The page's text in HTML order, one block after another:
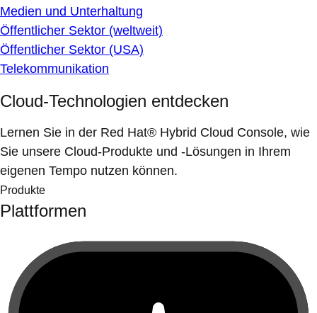
Medien und Unterhaltung
Öffentlicher Sektor (weltweit)
Öffentlicher Sektor (USA)
Telekommunikation
Cloud-Technologien entdecken
Lernen Sie in der Red Hat® Hybrid Cloud Console, wie
Sie unsere Cloud-Produkte und -Lösungen in Ihrem
eigenen Tempo nutzen können.
Produkte
Plattformen